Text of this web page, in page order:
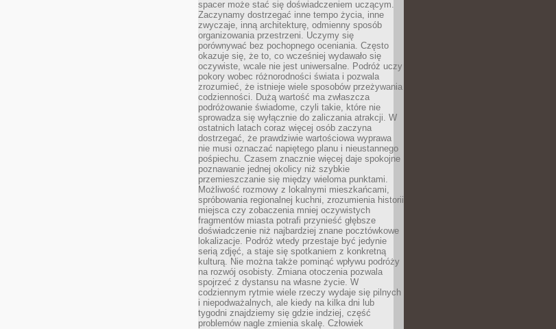
spacer może stać się doświadczeniem uczącym.
Zaczynamy dostrzegać inne tempo życia, inne
zwyczaje, inną architekturę, odmienny sposób
organizowania przestrzeni. Uczymy się
porównywać bez pochopnego oceniania. Często
okazuje się, że to, co wcześniej wydawało się
oczywiste, wcale nie jest uniwersalne. Podróż uczy
pokory wobec różnorodności świata i pozwala
zrozumieć, że istnieje wiele sposobów przeżywania
codzienności. Dużą wartość ma zwłaszcza
podróżowanie świadome, czyli takie, które nie
sprowadza się wyłącznie do zaliczania atrakcji. W
ostatnich latach coraz więcej osób zaczyna
dostrzegać, że prawdziwie wartościowa wyprawa
nie musi oznaczać napiętego planu i nieustannego
pośpiechu. Czasem znacznie więcej daje spokojne
poznawanie jednej okolicy niż szybkie
przemieszczanie się między wieloma punktami.
Możliwość rozmowy z lokalnymi mieszkańcami,
spróbowania regionalnej kuchni, zrozumienia historii
miejsca czy zobaczenia mniej oczywistych
fragmentów miasta potrafi przynieść głębsze
doświadczenie niż najbardziej znane pocztówkowe
lokalizacje. Podróż wtedy przestaje być jedynie
serią zdjęć, a staje się spotkaniem z konkretną
kulturą. Nie można także pominąć wpływu podróży
na rozwój osobisty. Zmiana otoczenia pozwala
spojrzeć z dystansu na własne życie. W
codziennym rytmie wiele rzeczy wydaje się pilnych
i niepodważalnych, ale kiedy na kilka dni lub
tygodni znajdziemy się gdzie indziej, część
problemów nagle zmienia skalę. Człowiek